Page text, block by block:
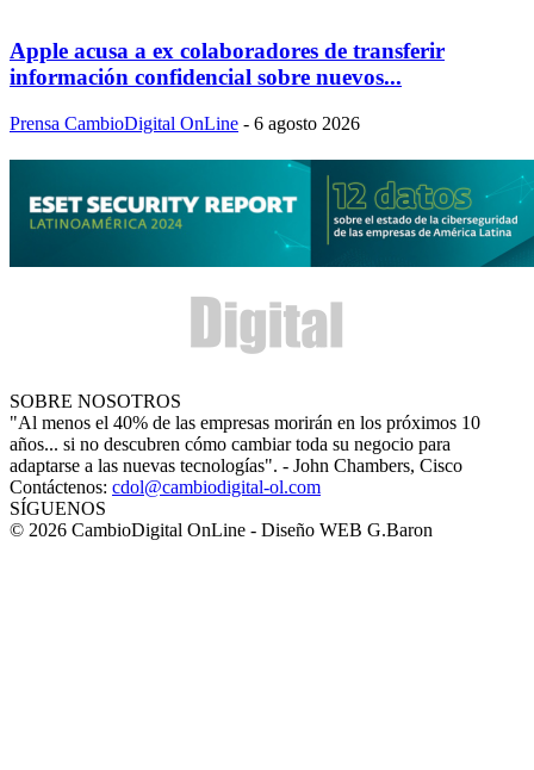
Apple acusa a ex colaboradores de transferir
información confidencial sobre nuevos...
Prensa CambioDigital OnLine - 6 agosto 2026
SOBRE NOSOTROS
"Al menos el 40% de las empresas morirán en los próximos 10
años... si no descubren cómo cambiar toda su negocio para
adaptarse a las nuevas tecnologías". - John Chambers, Cisco
Contáctenos: cdol@cambiodigital-ol.com
SÍGUENOS
© 2026 CambioDigital OnLine - Diseño WEB G.Baron